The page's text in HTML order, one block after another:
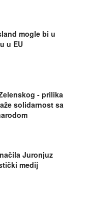
mogle bi u
u EU
- prilika
solidarnost sa
Juronjuz
medij